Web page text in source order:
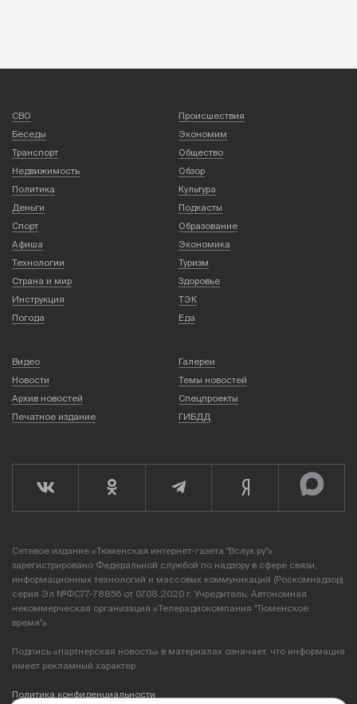
СВО
Происшествия
Беседы
Экономим
Транспорт
Общество
Недвижимость
Обзор
Политика
Культура
Деньги
Подкасты
Спорт
Образование
Афиша
Экономика
Технологии
Туризм
Страна и мир
Здоровье
Инструкция
ТЭК
Погода
Еда
Видео
Галереи
Новости
Темы новостей
Архив новостей
Спецпроекты
Печатное издание
ГИБДД
Сетевое издание «Тюменская интернет-газета "Вслух.ру"»
зарегистрировано Федеральной службой по надзору в сфере связи,
информационных технологий и массовых коммуникаций (Роскомнадзор),
серия Эл №ФС77-78856 от 07.08.2020 г. Учредитель: Автономная
некоммерческая организация «Телерадиокомпания "Тюменское
время"».
Подпись «партнерская новость» в материалах означает, что информация
имеет рекламный характер.
Политика конфиденциальности